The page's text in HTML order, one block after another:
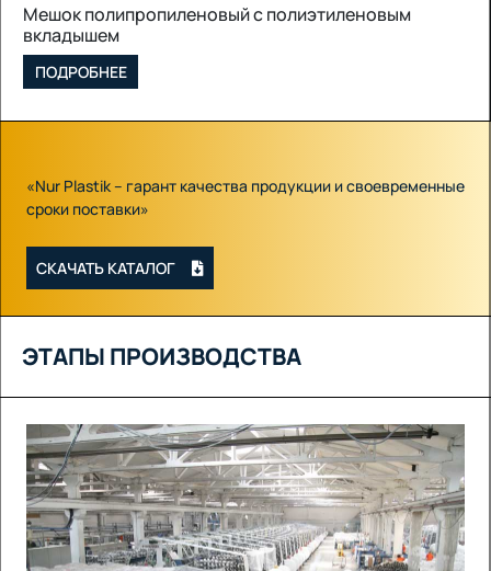
Мешок полипропиленовый с полиэтиленовым
вкладышем
ПОДРОБНЕЕ
«Nur Plastik – гарант качества продукции и своевременные
сроки поставки»
СКАЧАТЬ КАТАЛОГ
ЭТАПЫ ПРОИЗВОДСТВА